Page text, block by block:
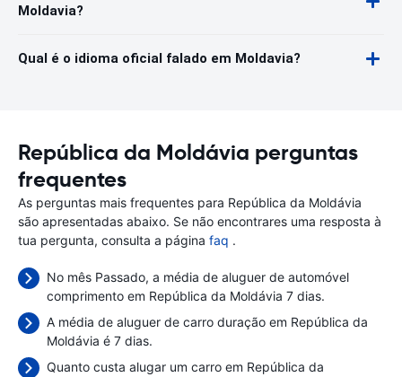
Moldavia?
Qual é o idioma oficial falado em Moldavia?
República da Moldávia perguntas
frequentes
As perguntas mais frequentes para República da Moldávia
são apresentadas abaixo. Se não encontrares uma resposta à
tua pergunta, consulta a página faq .
No mês Passado, a média de aluguer de automóvel
comprimento em República da Moldávia 7 dias.
A média de aluguer de carro duração em República da
Moldávia é 7 dias.
Quanto custa alugar um carro em República da